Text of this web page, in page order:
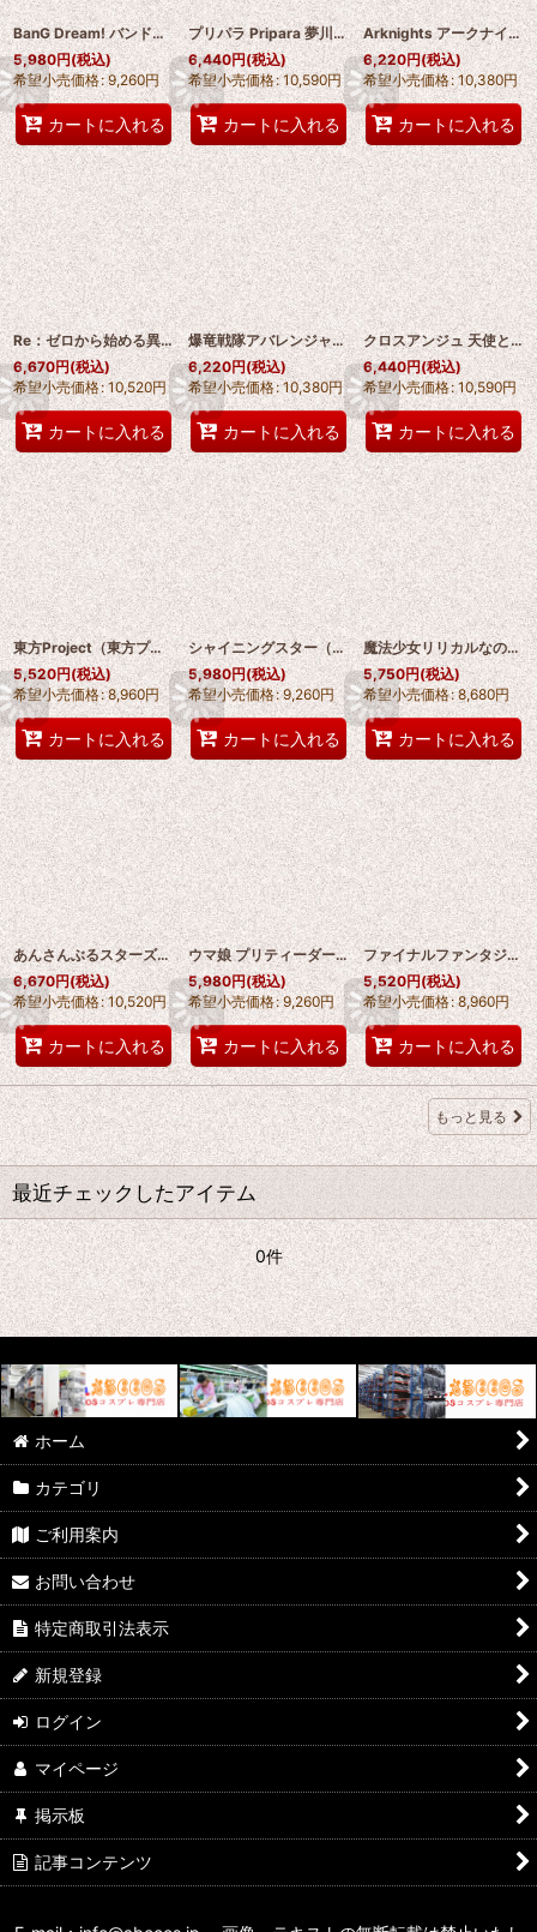
BanG Dream! バンドリ! 戸山香澄（とやま かすみ）Toyama Kasumi コスプレ靴 abccos製 「受注生産」
5,980円(税込)
希望小売価格: 9,260円
カートに入れる
プリパラ Pripara 夢川ショウゴ コスプレ靴 abccos製 「受注生産」
6,440円(税込)
希望小売価格: 10,590円
カートに入れる
Arknights アークナイツ Angelina アンジェリーナ コスプレ靴 abccos製 「受注生産」
6,220円(税込)
希望小売価格: 10,380円
カートに入れる
Re：ゼロから始める異世界生活 シャウラ Shaula コスプレ靴 abccos製 「受注生産」
6,670円(税込)
希望小売価格: 10,520円
カートに入れる
爆竜戦隊アバレンジャー 樹らんる/アバレイエロー コスプレ靴 abccos製 「受注生産」
6,220円(税込)
希望小売価格: 10,380円
カートに入れる
クロスアンジュ 天使と竜の輪舞 アンジュ/Ange コスプレ靴 abccos製 「受注生産」
6,440円(税込)
希望小売価格: 10,590円
カートに入れる
東方Project（東方プロジェクト） 霧雨魔理沙（きりさめ まりさ）コスプレ靴 abccos製 「受注生産」
5,520円(税込)
希望小売価格: 8,960円
カートに入れる
シャイニングスター（Shining Star）Berry コスプレ靴 abccos製 「受注生産」
5,980円(税込)
希望小売価格: 9,260円
カートに入れる
魔法少女リリカルなのは 八神はやて コスプレ靴 abccos製 「受注生産」
5,750円(税込)
希望小売価格: 8,680円
カートに入れる
あんさんぶるスターズ!/!! 影片みか（かげひら みか）コスプレ靴 abccos製 「受注生産」
6,670円(税込)
希望小売価格: 10,520円
カートに入れる
ウマ娘 プリティーダービー フォーエバーヤング /Forever Young コスプレ靴 abccos製 「受注生産」
5,980円(税込)
希望小売価格: 9,260円
カートに入れる
ファイナルファンタジーXIV:新生エオルゼア アルフィノ・ルヴェユール コスプレ靴 abccos製 「受注生産」
5,520円(税込)
希望小売価格: 8,960円
カートに入れる
もっと見る
最近チェックしたアイテム
0件
ホーム
カテゴリ
ご利用案内
お問い合わせ
特定商取引法表示
新規登録
ログイン
マイページ
掲示板
記事コンテンツ